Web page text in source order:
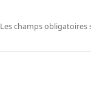
Les champs obligatoires